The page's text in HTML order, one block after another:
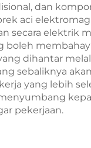
dan
aci
secara elektrik
boleh
dihantar
sebaliknya
yang lebih
pekerjaan.